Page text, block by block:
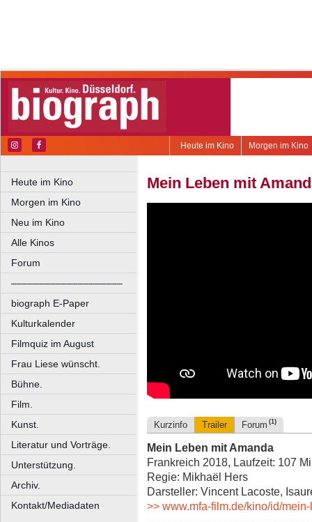
Morgen im Kino
Heute im Kino
Heute im Kino
Morgen im Kino
Neu im Kino
Alle Kinos
Forum
––––––––––––––––––––
biograph E-Paper
Kulturkalender
Filmquiz im August
Frau Liese wünscht.
Bühne.
Film.
Kunst.
Literatur und Vorträge.
Unterstützung.
Archiv.
Kontakt/Mediadaten
Mein Leben mit
Kurzinfo Trailer Forum (1)
Mein Leben mit Amanda
Frankreich 2018, Laufzeit: 107
Regie: Mikhaël Hers
Darsteller: Vincent Lacoste,
>> www.mfa-film.de/kino/id/